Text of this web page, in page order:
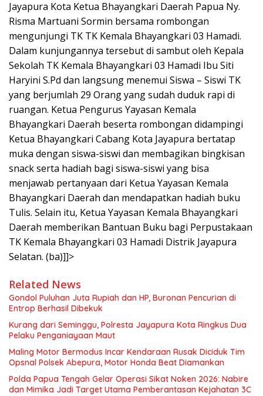
Jayapura Kota Ketua Bhayangkari Daerah Papua Ny.
Risma Martuani Sormin bersama rombongan
mengunjungi TK TK Kemala Bhayangkari 03 Hamadi.
Dalam kunjungannya tersebut di sambut oleh Kepala
Sekolah TK Kemala Bhayangkari 03 Hamadi Ibu Siti
Haryini S.Pd dan langsung menemui Siswa – Siswi TK
yang berjumlah 29 Orang yang sudah duduk rapi di
ruangan. Ketua Pengurus Yayasan Kemala
Bhayangkari Daerah beserta rombongan didampingi
Ketua Bhayangkari Cabang Kota Jayapura bertatap
muka dengan siswa-siswi dan membagikan bingkisan
snack serta hadiah bagi siswa-siswi yang bisa
menjawab pertanyaan dari Ketua Yayasan Kemala
Bhayangkari Daerah dan mendapatkan hadiah buku
Tulis. Selain itu, Ketua Yayasan Kemala Bhayangkari
Daerah memberikan Bantuan Buku bagi Perpustakaan
TK Kemala Bhayangkari 03 Hamadi Distrik Jayapura
Selatan. (ba)]]>
Related News
Gondol Puluhan Juta Rupiah dan HP, Buronan Pencurian di
Entrop Berhasil Dibekuk
Kurang dari Seminggu, Polresta Jayapura Kota Ringkus Dua
Pelaku Penganiayaan Maut
Maling Motor Bermodus Incar Kendaraan Rusak Diciduk Tim
Opsnal Polsek Abepura, Motor Honda Beat Diamankan
Polda Papua Tengah Gelar Operasi Sikat Noken 2026: Nabire
dan Mimika Jadi Target Utama Pemberantasan Kejahatan 3C